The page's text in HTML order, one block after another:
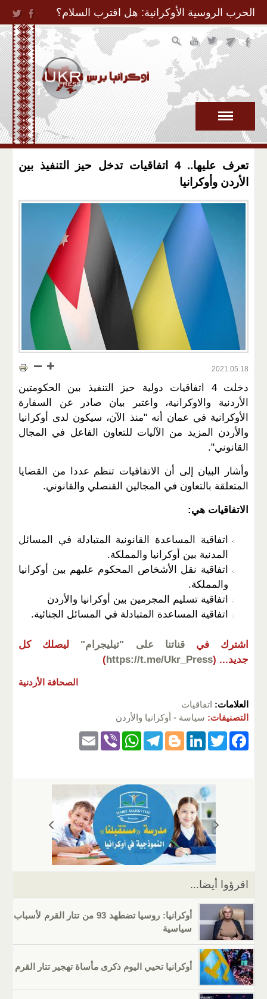
Jump to Navigation
الحرب الروسية الأوكرانية: هل اقترب السلام؟
تعرف عليها.. 4 اتفاقيات تدخل حيز التنفيذ بين
الأردن وأوكرانيا
2021.05.18
دخلت 4 اتفاقيات دولية حيز التنفيذ بين الحكومتين
الأردنية والاوكرانية، واعتبر بيان صادر عن السفارة
الأوكرانية في عمان أنه "منذ الآن، سيكون لدى أوكرانيا
والأردن المزيد من الآليات للتعاون الفاعل في المجال
القانوني".
وأشار البيان إلى أن الاتفاقيات تنظم عددا من القضايا
المتعلقة بالتعاون في المجالين القنصلي والقانوني.
الاتفاقيات هي:
اتفاقية المساعدة القانونية المتبادلة في المسائل
المدنية بين أوكرانيا والمملكة.
اتفاقية نقل الأشخاص المحكوم عليهم بين أوكرانيا
والمملكة.
اتفاقية تسليم المجرمين بين أوكرانيا والأردن
اتفاقية المساعدة المتبادلة في المسائل الجنائية.
اشترك في قناتنا على "تيليجرام"
ليصلك كل
جديد... (
https://t.me/Ukr_Press
)
الصحافة الأردنية
العلامات: اتفاقيات
التصنيفات: سياسة - أوكرانيا والأردن
F
k
T
er
Li
e
dI
n
Bl
g
er
T
gr
a
m
W
s
A
p
p
Vi
اقرؤوا أيضا...
أوكرانيا: روسيا تضطهد 93 من تتار القرم لأسباب
سياسية
أوكرانيا تحيي اليوم ذكرى مأساة تهجير تتار القرم